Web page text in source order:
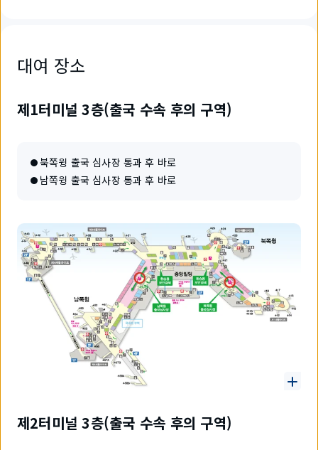
대여 장소
제1터미널 3층(출국 수속 후의 구역)
북쪽윙 출국 심사장 통과 후 바로
남쪽윙 출국 심사장 통과 후 바로
제2터미널 3층(출국 수속 후의 구역)